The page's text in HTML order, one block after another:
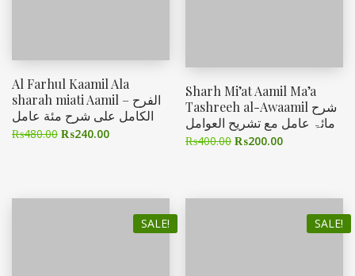
Al Farhul Kaamil Ala
sharah miati Aamil – الفرح
الكامل على شرح مئة عامل
₨480.00 ₨240.00
Sharh Mi’at Aamil Ma’a
Tashreeh al-Awaamil شرح
مائۃ عامل مع تشریح العوامل
₨400.00 ₨200.00
SALE! SALE!